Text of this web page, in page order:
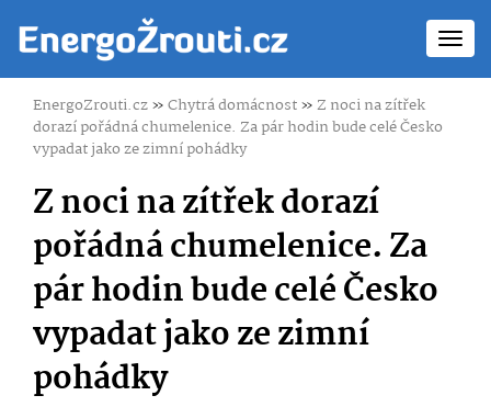
EnergoZrouti.cz»Chytrá domácnost»Z noci na zítřek
dorazí pořádná chumelenice. Za pár hodin bude celé Česko
vypadat jako ze zimní pohádky
Z noci na zítřek dorazí
pořádná chumelenice. Za
pár hodin bude celé Česko
vypadat jako ze zimní
pohádky